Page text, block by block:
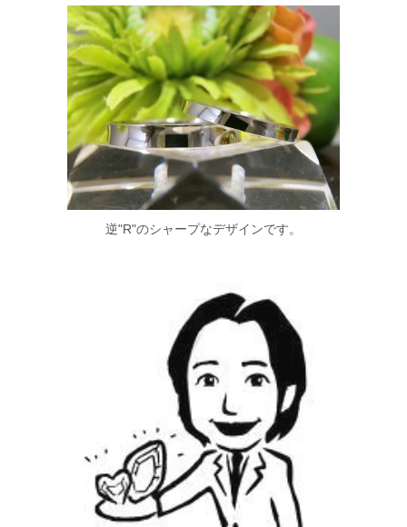
逆"R"のシャープなデザインです。